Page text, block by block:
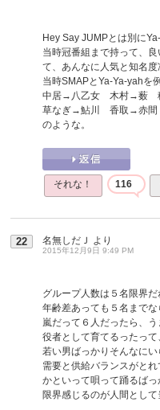
Hey Say JUMPとは別に
当時冠番組まで持って、
て、あんなに人気と知名度
当時SMAPとYa-Ya-yahを
中居→八乙女 木村→薮
草なぎ→鮎川 香取→赤
のような。
それな！ 116
22 名無しだＪ より
2015年12月9日 9:49 PM
グループ人数は５名限界だ
年齢差あっても５名まで
嵐だって６人だったら、
役者として育てるったっ
若い男ばっかりそんなにい
需要と供給バランスがとれ
かといって唄って踊るば
限界感じるのが人間として